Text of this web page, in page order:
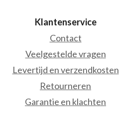
Klantenservice
Contact
Veelgestelde vragen
Levertijd en verzendkosten
Retourneren
Garantie en klachten